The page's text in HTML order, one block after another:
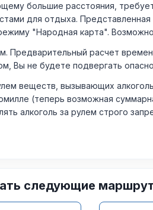
большие расстояния,
для отдыха.
"Народная карта".
Предварительный расчет
Вы не будете подвергать
веществ, вызывающих
(теперь возможная
алкоголь за рулем строго
следующие